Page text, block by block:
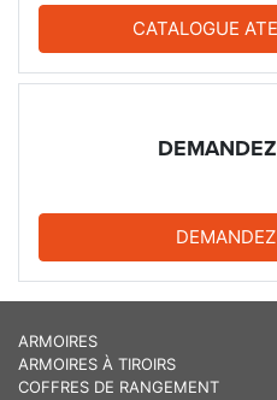
CATALOGUE
ARMOIRES
ARMOIRES À TIROIRS
COFFRES DE RANGEMENT